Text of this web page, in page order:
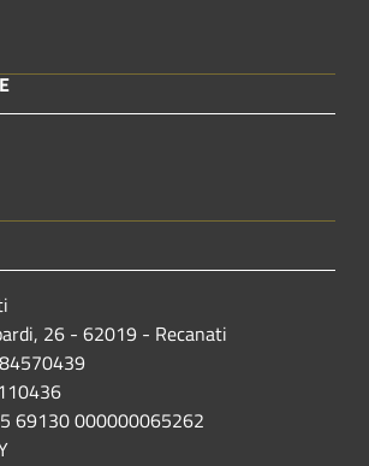
26 - 62019 - Recanati
69130 000000065262